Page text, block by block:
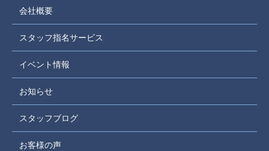
会社概要
スタッフ指名サービス
イベント情報
お知らせ
スタッフブログ
お客様の声